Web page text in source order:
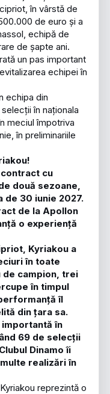
în vârstă de
de euro și a
echipă de
de șapte ani.
un pas important
echipei în
echipa din
în naționala
meciul împotriva
în preliminariile
cu
două sezoane,
de 30 iunie 2027.
de la Apollon
o experiență
Kyriakou a
în toate
campion, trei
în timpul
îl
din ţara sa.
în
69 de selecții
Dinamo îi
realizări în
reprezintă o